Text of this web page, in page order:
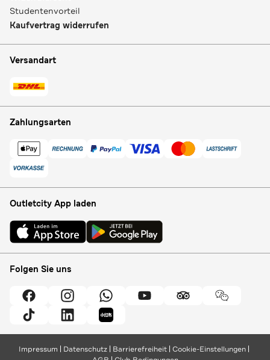
Studentenvorteil
Kaufvertrag widerrufen
Versandart
Zahlungsarten
Outletcity App laden
Folgen Sie uns
Impressum Datenschutz Barrierefreiheit Cookie-Einstellungen